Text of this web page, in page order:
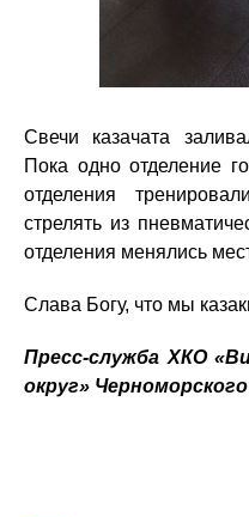
Свечи казачата
Пока одно отделение
отделения
стрелять из
отделения менялись
Слава Богу, что мы
Пресс-служба ХКО
округ» Черноморского